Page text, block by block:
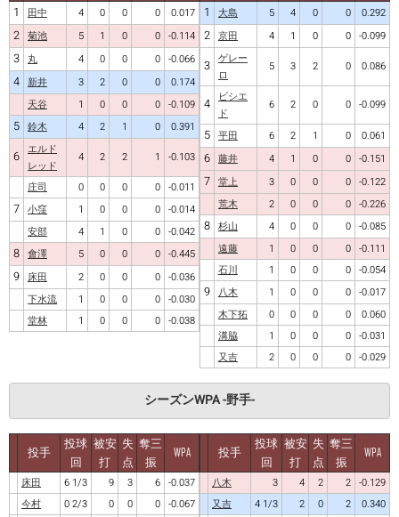
1 田中 4 0 0 0 0.017
2 菊池 5 1 0 0 -0.114
3 丸 4 0 0 0 -0.066
4 新井 3 2 0 0
0.174
天谷
1 0 0 0 -0.109
5 鈴木 4 2 1 0 0.391
6 エルド
レッド
4 2 2 1
-0.103
庄司
0 0 0 0 -0.011
7 小窪 1 0 0 0 -0.014
安部
4 1 0 0 -0.042
8 會澤 5 0 0 0 -0.445
9 床田 2 0 0 0 -0.036
下水流
1 0 0 0 -0.030
堂林
1 0 0 0 -0.038
1 大島 5 4 0 0 0.292
2 京田 4 1 0 0 -0.099
3 ゲレー
ロ
5 3 2 0 0.086
4
ビシエ
ド
6 2 0 0 -0.099
5 平田 6 2 1 0 0.061
6 藤井 4 1 0 0 -0.151
7 堂上 3 0 0 0 -0.122
荒木
2 0 0 0 -0.226
8 杉山 4 0 0 0 -0.085
遠藤
1 0 0 0 -0.111
石川
1 0 0 0 -0.054
9 八木 1 0 0 0 -0.017
木下拓
0 0 0 0
0.060
溝脇
1 0 0 0 -0.031
又吉
2 0 0 0 -0.029
シーズンWPA -野手-
投手
投球
回
被安
打
失
点
奪三
振
WPA
床田 6 1/3 9 3 6 -0.037
今村
0 2/3 0 0 0 -0.067
投手
投球
回
被安
打
失
点
奪三
振
WPA
八木 3 4 2 2 -0.129
又吉
4 1/3 2 0 2
0.340